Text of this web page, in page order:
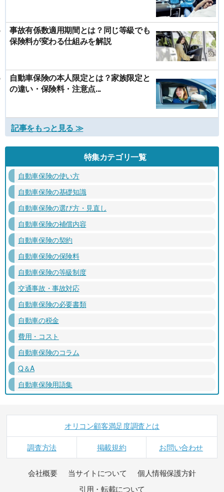
事故有係数適用期間とは？同じ等級でも
保険料が変わる仕組みを解説
自動車保険の本人限定とは？家族限定と
の違い・保険料・注意点...
記事をもっと見る ≫
特集カテゴリ一覧
自動車保険の使い方
自動車保険の基礎知識
自動車保険の選び方・見直し
自動車保険の補償内容
自動車保険の契約
自動車保険の保険料
自動車保険の等級制度
交通事故・事故対応
自動車保険の必要書類
自動車の税金
費用・コスト
自動車保険のコラム
Q＆A
自動車保険用語集
オリコン顧客満足度調査とは
調査方法 掲載規約 お問い合わせ
会社概要 当サイトについて
個人情報保護方針
引用・転載について